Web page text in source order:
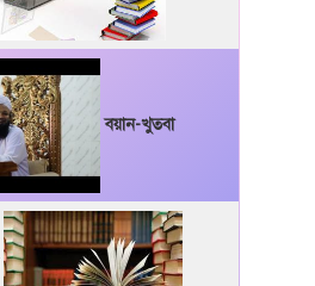
বয়ান-খুতবা